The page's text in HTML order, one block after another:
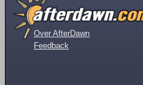
Over AfterDawn
Feedback